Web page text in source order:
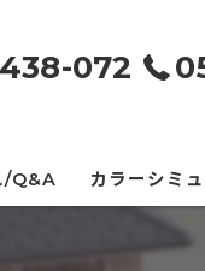
072
/Q&A カラーシミ